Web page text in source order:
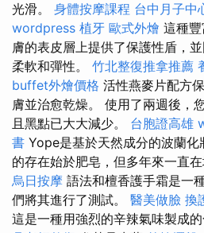
光滑。 身體按摩課程 台中月子中
wordpress 植牙 歐式外燴 這種
膚的表皮層上提供了保護性盾，
柔軟和彈性。 竹北整復推拿推薦
buffet外燴價格 活性燕麥片配方
膚並治愈乾燥。 使用了兩週後，
且黑點已大大減少。 台胞證高雄
書 Yope是基於天然成分的波蘭化
的存在始於肥皂，但多年來一直在
烏日按摩 語法和檀香護手霜是一
們將其進行了測試。 醫美做臉 換
這是一種用強烈的辛辣氣味製成